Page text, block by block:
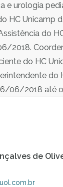
e urologia
HC Unicamp
do
2018.
do HC
do
06/2018 até
de